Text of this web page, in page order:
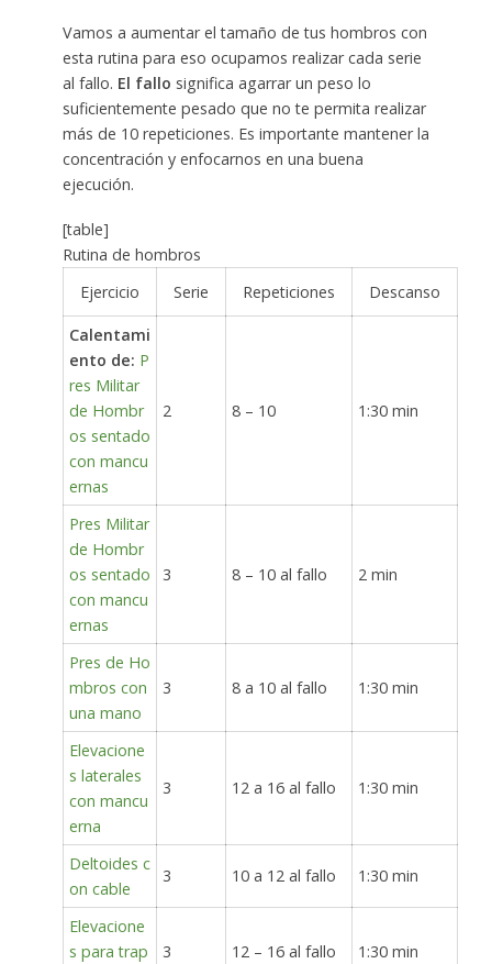
Vamos a aumentar el tamaño de tus hombros con
esta rutina para eso ocupamos realizar cada serie
al fallo. El fallo significa agarrar un peso lo
suficientemente pesado que no te permita realizar
más de 10 repeticiones. Es importante mantener la
concentración y enfocarnos en una buena
ejecución.
[table]
Rutina de hombros
Ejercicio
Serie Repeticiones Descanso
Calentami
ento de: P
res Militar
de Hombr
os sentado
con mancu
ernas
2 8 – 10 1:30 min
Pres Militar
de Hombr
os sentado
con mancu
ernas
3 8 – 10 al fallo 2 min
Pres de Ho
mbros con
una mano
3 8 a 10 al fallo 1:30 min
Elevacione
s laterales
con mancu
erna
3 12 a 16 al fallo 1:30 min
Deltoides c
on cable
3 10 a 12 al fallo 1:30 min
Elevacione
s para trap
3 12 – 16 al fallo 1:30 min